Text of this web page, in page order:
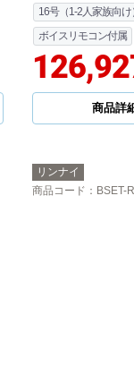
16号（1-2人家族向け
ボイスリモコン付属
商品詳
リンナイ
商品コード ：BSET-